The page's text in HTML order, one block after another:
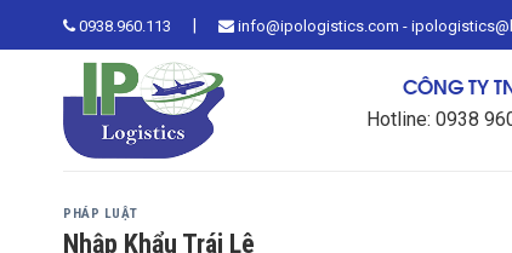
to
0938.960.113 | info@ipologistics.com -
CÔNG TY
Hotline: 0938
PHÁP LUẬT
Nhập Khẩu Trái Lê